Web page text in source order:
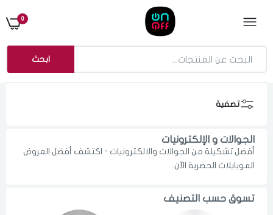
0
ابحث
تصفية
الجوالات و الإلكترونيات
أفضل تشكيلة من الجوالات والالكترونيات - اكتشف أفضل العروض
الموبايلات الحصرية الآن.
تسوق حسب التصنيف